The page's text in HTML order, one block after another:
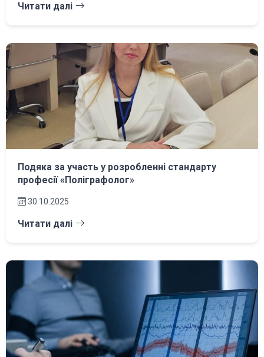
Читати далі
Подяка за участь у розробленні стандарту
професії «Поліграфолог»
30.10.2025
Читати далі